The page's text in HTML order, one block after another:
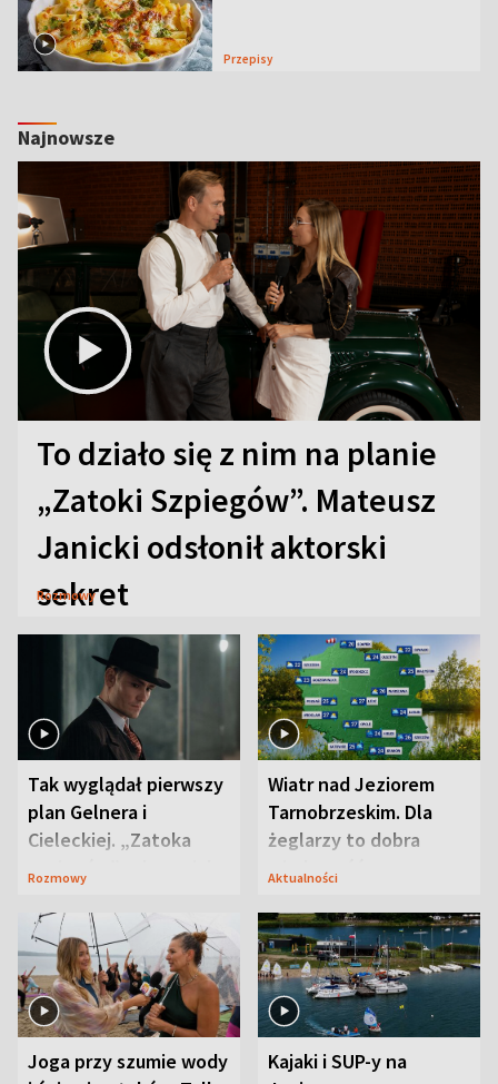
Przepisy
Najnowsze
To działo się z nim na planie
„Zatoki Szpiegów”. Mateusz
Janicki odsłonił aktorski
sekret
Rozmowy
Tak wyglądał pierwszy
plan Gelnera i
Cieleckiej. „Zatoka
szpiegów” od razu ich
Rozmowy
Wiatr nad Jeziorem
Tarnobrzeskim. Dla
żeglarzy to dobra
wiadomość
Aktualności
Joga przy szumie wody
Kajaki i SUP-y na